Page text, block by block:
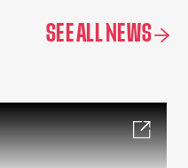
SEE ALL NEWS